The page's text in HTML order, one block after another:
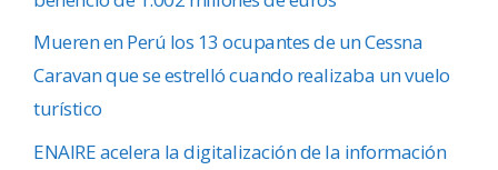
Mueren en Perú los 13 ocupantes de un Cessna
Caravan que se estrelló cuando realizaba un vuelo
turístico
ENAIRE acelera la digitalización de la información